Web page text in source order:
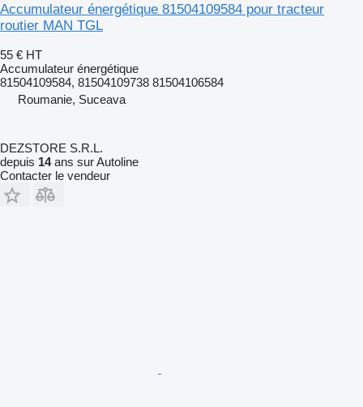
Accumulateur énergétique 81504109584 pour tracteur
routier MAN TGL
55 € HT
Accumulateur énergétique
81504109584, 81504109738 81504106584
Roumanie, Suceava
DEZSTORE S.R.L.
depuis 14ans sur Autoline
Contacter le vendeur